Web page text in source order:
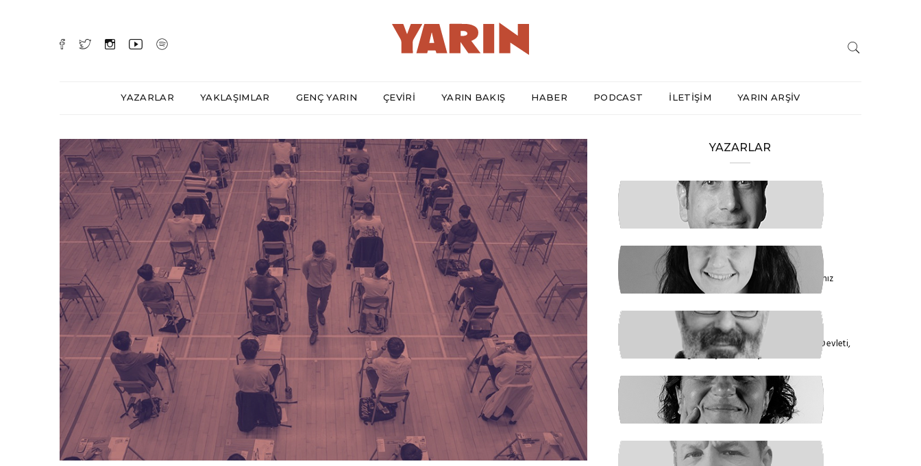
YAZARLAR YAKLAŞIMLAR GENÇ YARIN ÇEVİRİ YARIN BAKIŞ HABER PODCAST İLETİŞİM YARIN ARŞİV
YAZARLAR
HAKAN ÖZTÜRK
Barışa Başlamalıyız
FİDAN ATASELİM
Paketinizle 6284’e Dokunamayacaksınız
VEYSEL AKTAŞ
Faşizmin Yeniden Biçimlenmesi. Kriz Devleti,
Hegemonya ve Türkiye
GÜLSÜM KAV
Şiddetin İlacı, Barışa Kavuşmaktır
RAŞİT ŞAHİN